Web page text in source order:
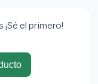
el primero!